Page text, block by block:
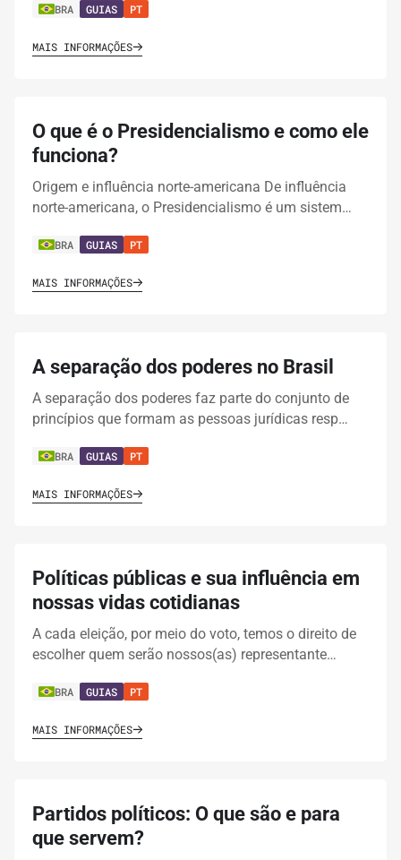
BRA GUIAS PT
MAIS INFORMAÇÕES
O que é o Presidencialismo e como ele
funciona?
Origem e influência norte-americana De influência
norte-americana, o Presidencialismo é um sistem…
BRA GUIAS PT
MAIS INFORMAÇÕES
A separação dos poderes no Brasil
A separação dos poderes faz parte do conjunto de
princípios que formam as pessoas jurídicas resp…
BRA GUIAS PT
MAIS INFORMAÇÕES
Políticas públicas e sua influência em
nossas vidas cotidianas
A cada eleição, por meio do voto, temos o direito de
escolher quem serão nossos(as) representante…
BRA GUIAS PT
MAIS INFORMAÇÕES
Partidos políticos: O que são e para
que servem?